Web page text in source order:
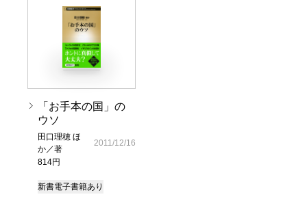
「お手本の国」の
ウソ
田口理穂 ほ
か／著
814円
2011/12/16
新書電子書籍あり